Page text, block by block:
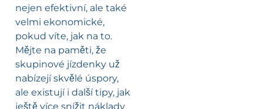
nejen efektivní, ale také
velmi ekonomické,
pokud víte, jak na to.
Mějte na paměti, že
skupinové jízdenky už
nabízejí skvělé úspory,
ale existují i další tipy, jak
ještě více snížit náklady